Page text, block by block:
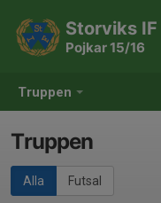
Truppen
Storviks IF
Pojkar 15/16
Truppen
Alla Futsal